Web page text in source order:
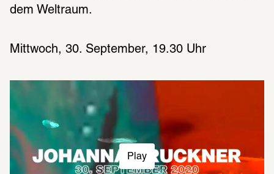
dem Weltraum.
Mittwoch, 30. September, 19.30 Uhr
Play